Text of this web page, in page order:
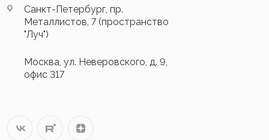
Санкт-Петербург, пр.
Металлистов, 7 (пространство
"Луч")
Москва, ул. Неверовского, д. 9,
офис 317